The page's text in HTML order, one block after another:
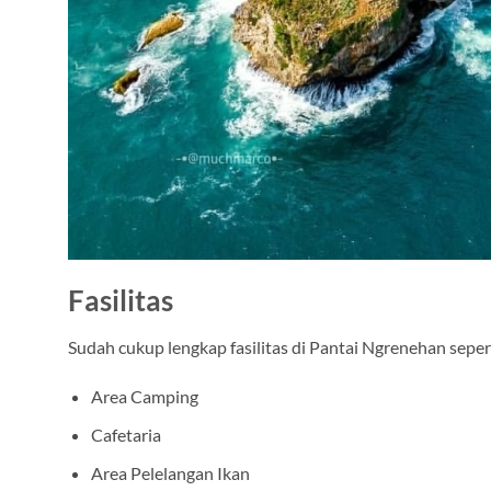
Fasilitas
Sudah cukup lengkap fasilitas di Pantai Ngrenehan
Area Camping
Cafetaria
Area Pelelangan Ikan